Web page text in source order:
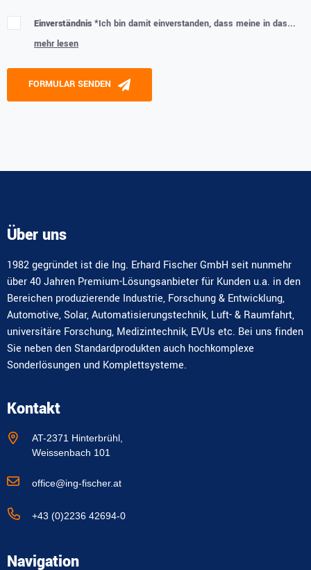
Einverständnis *Ich bin damit einverstanden, dass meine in das...
mehr lesen
Please leave this field empty.
FORMULAR SENDEN
Über uns
1982 gegründet ist die Ing. Erhard Fischer GmbH seit nunmehr
über 40 Jahren Premium-Lösungsanbieter für Kunden u.a. in den
Bereichen produzierende Industrie, Forschung & Entwicklung,
Automotive, Solar, Automatisierungstechnik, Luft- & Raumfahrt,
universitäre Forschung, Medizintechnik, EVUs etc. Bei uns finden
Sie neben den Standardprodukten auch hochkomplexe
Sonderlösungen und Komplettsysteme.
Kontakt
AT-2371 Hinterbrühl,
Weissenbach 101
office@ing-fischer.at
+43 (0)2236 42694-0
Navigation